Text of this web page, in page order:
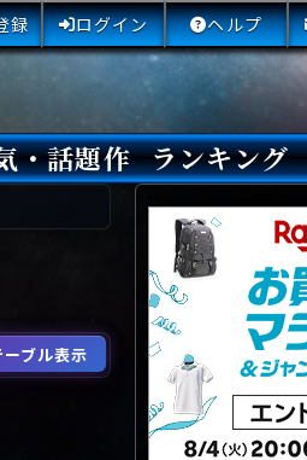
録 ログイン ヘルプ
・話題作
最近閲覧された小説
ランキング
国内総合ランキング
海外総合ランキング
Amazon国内作品高評価
Amazon海外作品高評価
国内作品高評価
海外作品高評価
閲覧回数
オススメ投票回数
読書した人が多い小説
サイトランク
ーブル表示